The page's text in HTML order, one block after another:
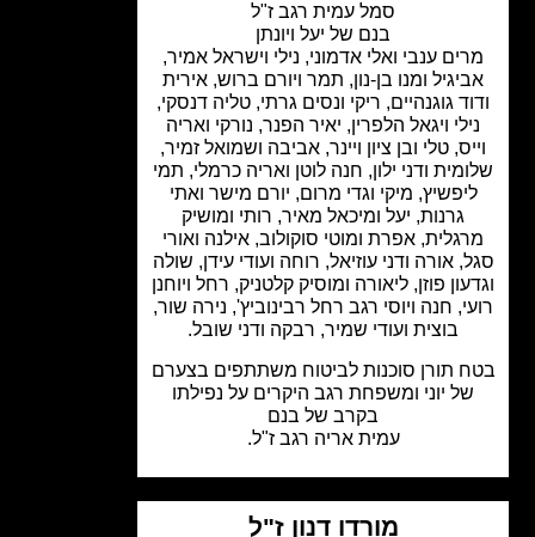
סמל עמית רגב ז"ל
בנם של יעל ויונתן
ענבי ואלי אדמוני, נילי וישראל אמיר,
ומנו בן-נון, תמר ויורם ברוש, אירית
גוגנהיים, ריקי ונסים גרתי, טליה דנסקי,
ויגאל הלפרין, יאיר הפנר, נורקי ואריה
טלי ובן ציון ויינר, אביבה ושמואל זמיר,
ודני ילון, חנה לוטן ואריה כרמלי, תמי
מיקי וגדי מרום, יורם מישר ואתי
גרנות, יעל ומיכאל מאיר, רותי ומושיק
אפרת ומוטי סוקולוב, אילנה ואורי
אורה ודני עוזיאל, רוחה ועודי עידן, שולה
פוזן, ליאורה ומוסיק קלטניק, רחל ויוחנן
חנה ויוסי רגברחל רבינוביץ',נירה שור,
בוצית ועודי שמיר, רבקה ודני שובל.
תורן סוכנות לביטוח משתתפים בצערם
יוני ומשפחת רגב היקרים על נפילתו
בקרב של בנם
עמית אריה רגב ז"ל.
מורדו דנון ז"ל